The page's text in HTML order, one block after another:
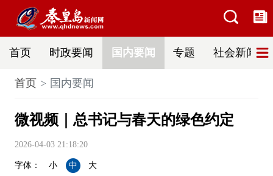
首页 时政要闻 国内要闻 专题 社会新闻
首页 国内要闻
微视频｜总书记与春天的绿色约定
2026-04-03 21:18:20
字体： 小 中 大